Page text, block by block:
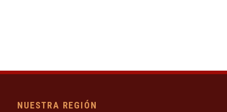
NUESTRA REGIÓN